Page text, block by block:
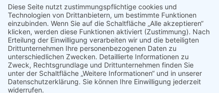
Kontakt
Telefon : +49.351.270 56 50
Telefax : +49.351.270 56 70
Funk: +49.175.225 51 50
E-mail : zimmerei@holzprofis.de